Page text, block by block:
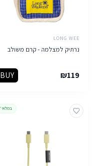
LONG WEE
נרתיק למצלמה - קרם משולב
₪119
BUY
במלאי